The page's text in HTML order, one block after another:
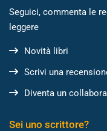
Seguici, commenta le
leggere
Novità libri
Scrivi una
Diventa un
Sei uno scrittore?